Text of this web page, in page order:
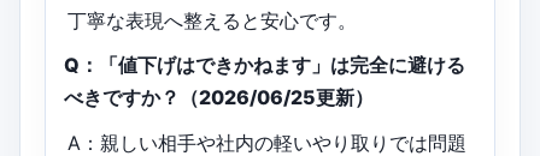
丁寧な表現へ整えると安心です。
Q：「値下げはできかねます」は完全に避ける
べきですか？（2026/06/25更新）
A：親しい相手や社内の軽いやり取りでは問題